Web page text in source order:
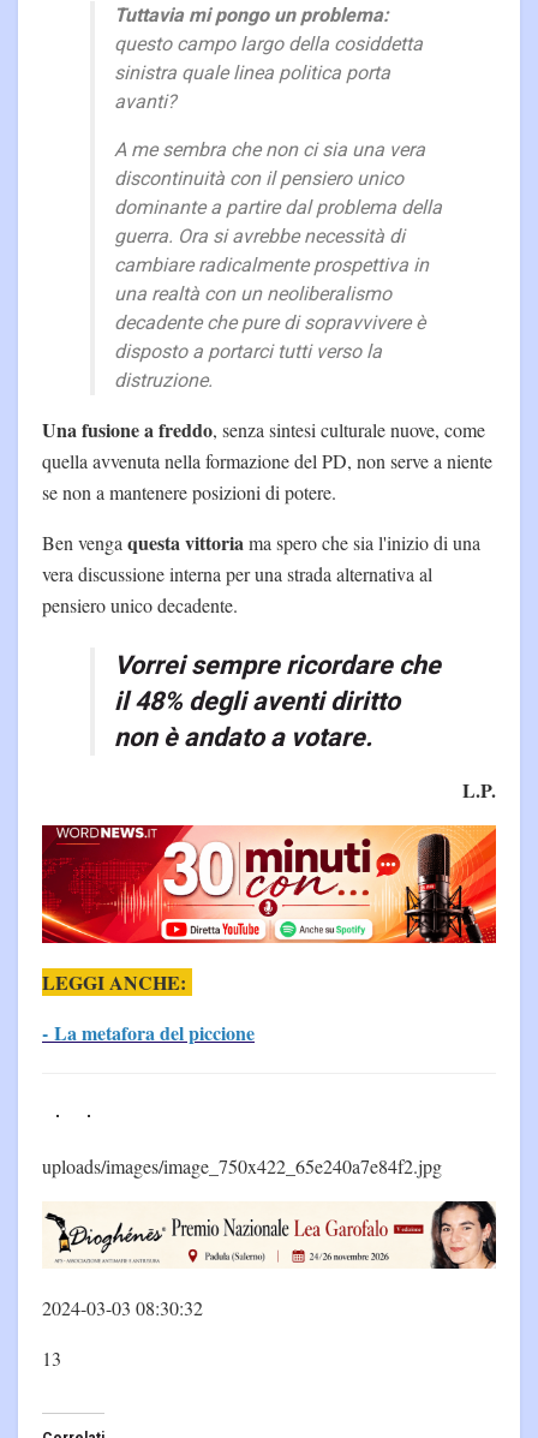
Tuttavia mi pongo un problema:
questo campo largo della cosiddetta
sinistra quale linea politica porta
avanti?
A me sembra che non ci sia una vera
discontinuità con il pensiero unico
dominante a partire dal problema della
guerra. Ora si avrebbe necessità di
cambiare radicalmente prospettiva in
una realtà con un neoliberalismo
decadente che pure di sopravvivere è
disposto a portarci tutti verso la
distruzione.
Una fusione a freddo, senza sintesi culturale nuove, come
quella avvenuta nella formazione del PD, non serve a niente
se non a mantenere posizioni di potere.
Ben vengaquesta vittoriama spero che sia l'inizio di una
vera discussione interna per una strada alternativa al
pensiero unico decadente.
Vorrei sempre ricordare che
il 48% degli aventi diritto
non è andato a votare.
L.P.
LEGGI ANCHE:
- La metafora del piccione
uploads/images/image_750x422_65e240a7e84f2.jpg
2024-03-03 08:30:32
13